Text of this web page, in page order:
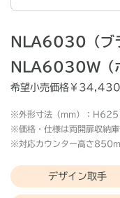
NLA6030（ブ
NLA6030W（
希望小売価格￥ 34,430
※外形寸法（mm）：
※価格・仕様は両開扉収納
※対応カウンター高さ
デザイン取手